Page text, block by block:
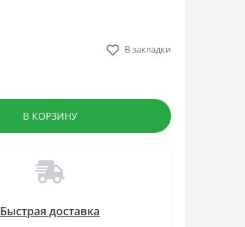
В закладки
В КОРЗИНУ
Быстрая доставка